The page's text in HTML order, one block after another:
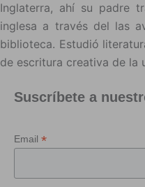
Inglaterra, ahí su padre
inglesa a través del las
biblioteca. Estudió
de escritura creativa de la
Suscríbete a
Email *